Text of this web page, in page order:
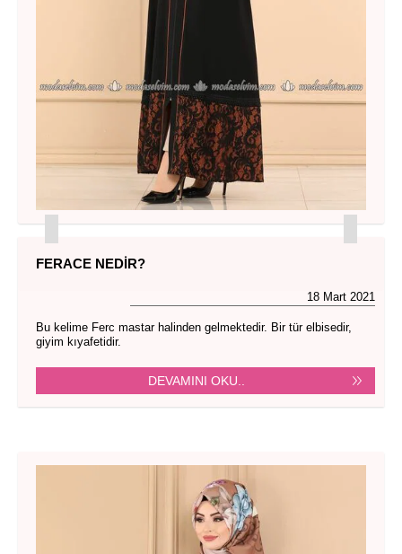
FERACE NEDIR?
18 Mart 2021
Bu kelime Ferc mastar halinden gelmektedir. Bir tür elbisedir,
giyim kıyafetidir.
DEVAMINI OKU..